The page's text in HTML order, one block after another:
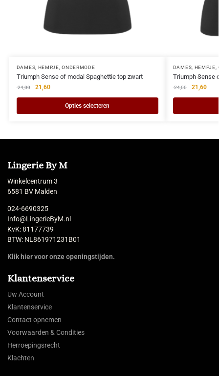
DAMES HEMPJE ,ONDERMODE
Triumph Sense of modal Spaghettie top zwart
24,00 21,60
Opties selecteren
DAMES HEMPJE ,
Triumph Sense
24,00 21,60
Lingerie By M
Winkelcentrum 3
6581 BV Malden
024-6690325
Info@LingerieByM.nl
KvK: 81177739
BTW: NL861971231B01
Klik hier voor onze openingstijden.
Klantenservice
Uw Account
Klantenservice
Contact opnemen
Voorwaarden & Condities
Herroepingsrecht
Klachten